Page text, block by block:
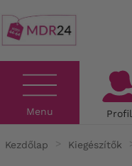
Menu Profil
Kezdőlap Kiegészítők